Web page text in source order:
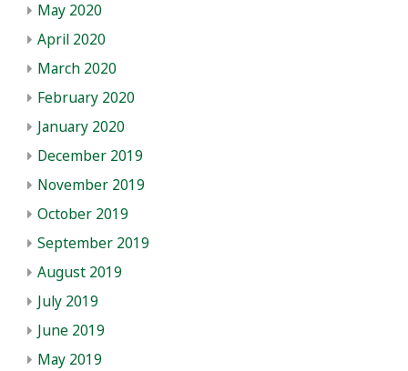
May 2020
April 2020
March 2020
February 2020
January 2020
December 2019
November 2019
October 2019
September 2019
August 2019
July 2019
June 2019
May 2019